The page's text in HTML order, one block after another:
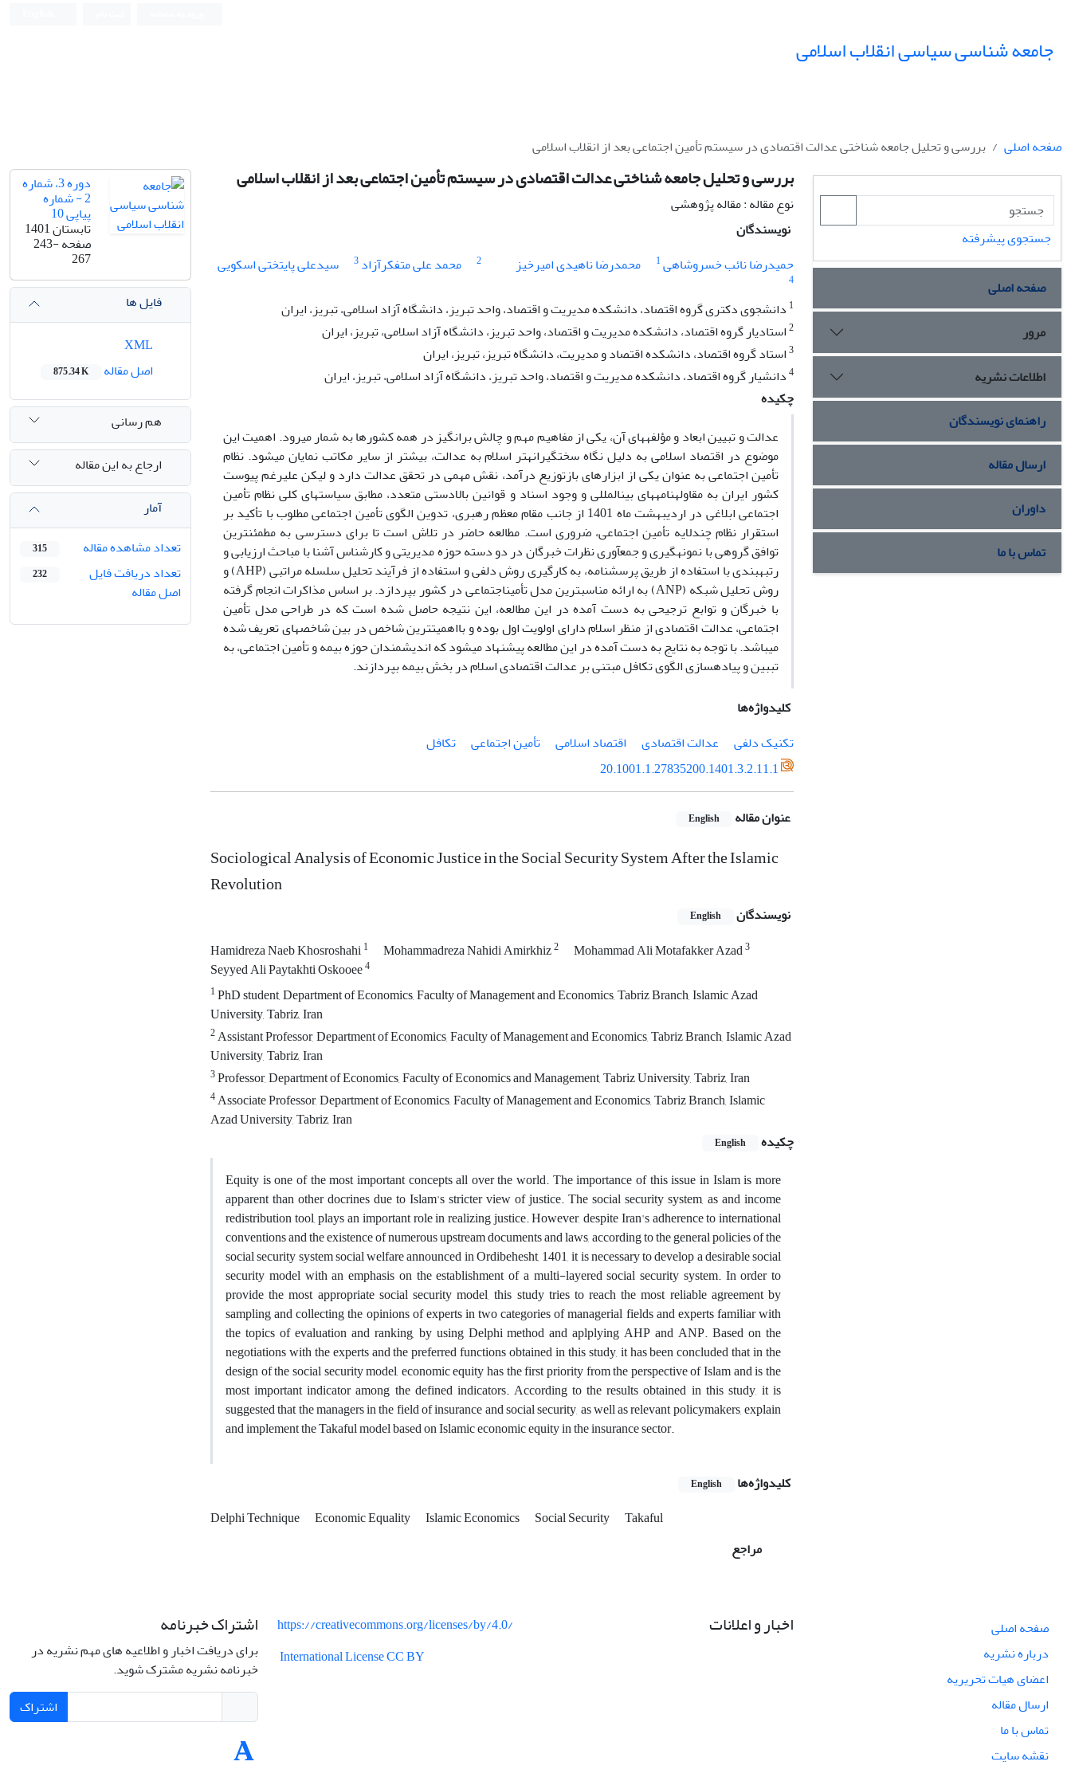
جامعه شناسی سیاسی انقلاب اسلامی
صفحه اصلی بررسی و تحلیل جامعه شناختی عدالت اقتصادی در سیستم تأمین اجتماعی بعد از انقلاب اسلامی
بررسی و تحلیل جامعه شناختی عدالت اقتصادی در سیستم تأمین اجتماعی بعد از انقلاب اسلامی
نوع مقاله : مقاله پژوهشی
نویسندگان
حمیدرضا نائب خسروشاهی1 محمدرضا ناهیدی امیرخیز 2 محمد علی متفکرآزاد3 سیدعلی پایتختی اسکویی
4
1 دانشجوی دکتری گروه اقتصاد، دانشکده مدیریت و اقتصاد، واحد تبریز، دانشگاه آزاد اسلامی، تبریز، ایران
2استادیار گروه اقتصاد، دانشکده مدیریت و اقتصاد، واحد تبریز، دانشگاه آزاد اسلامی، تبریز، ایران
3استاد گروه اقتصاد، دانشکده اقتصاد و مدیریت، دانشگاه تبریز، تبریز، ایران
4دانشیار گروه اقتصاد، دانشکده مدیریت و اقتصاد، واحد تبریز، دانشگاه آزاد اسلامی، تبریز، ایران
چکیده
عدالت و تبیین ابعاد و مؤلفه­های آن، یکی از مفاهیم مهم و چالش برانگیز در همه کشورها به شمار می­رود. اهمیت این
موضوع در اقتصاد اسلامی به دلیل نگاه سختگیرانه­تر اسلام به عدالت، بیشتر از سایر مکاتب نمایان می­شود. نظام
تأمین اجتماعی به عنوان یکی از ابزارهای بازتوزیع درآمد، نقش مهمی در تحقق عدالت دارد و لیکن علیرغم پیوست
کشور ایران به مقاوله­نامه­های بین­المللی و وجود اسناد و قوانین بالادستی متعدد، مطابق سیاست­­های کلی نظام تأمین
اجتماعی ابلاغی در اردیبهشت ماه 1401 از جانب مقام معظم رهبری، تدوین الگوی تأمین اجتماعی مطلوب با تأکید بر
استقرار نظام چندلایه تأمین اجتماعی، ضروری است.
مطالعه حاضر در تلاش است تا برای دسترسی به مطمئن‎ترین
توافق گروهی با نمونه­گیری و جمع­آوری نظرات خبرگان در دو دسته حوزه مدیریتی و کارشناس آشنا با مباحث ارزیابی و
رتبه­بندی با استفاده از طریق پرسشنامه، به ­کارگیری روش دلفی و استفاده از فرآیند تحلیل سلسله مراتبی (AHP) و
روش تحلیل شبکه (ANP) به ارائه مناسب­ترین مدل تأمین­اجتماعی در کشور بپردازد.
بر اساس مذاکرات انجام گرفته
با خبرگان و توابع ترجیحی به دست آمده در این مطالعه، این نتیجه حاصل شده است که در طراحی مدل تأمین
اجتماعی، عدالت اقتصادی از منظر اسلام دارای اولویت اول بوده و بااهمیت­ترین شاخص در بین شاخص­های تعریف شده
می­باشد. با توجه به نتایج به دست آمده در این مطالعه پیشنهاد می­شود که اندیشمندان حوزه بیمه و تأمین اجتماعی، به
تببین و پیاده­سازی الگوی تکافل مبتنی بر عدالت اقتصادی اسلام در بخش بیمه بپردازند.
کلیدواژه‌ها
تکنیک دلفی
عدالت اقتصادی اقتصاد اسلامی تأمین اجتماعی
تکافل
20.1001.1.27835200.1401.3.2.11.1
عنوان مقاله English
Sociological Analysis of Economic Justice in the Social Security System After the Islamic
Revolution
نویسندگان English
Hamidreza Naeb Khosroshahi1 Mohammadreza Nahidi Amirkhiz2 Mohammad Ali Motafakker Azad3
Seyyed Ali Paytakhti Oskooee4
1PhD student, Department of Economics, Faculty of Management and Economics, Tabriz Branch, Islamic Azad
University, Tabriz, Iran
2Assistant Professor, Department of Economics, Faculty of Management and Economics, Tabriz Branch, Islamic Azad
University, Tabriz, Iran
3Professor, Department of Economics, Faculty of Economics and Management, Tabriz University, Tabriz, Iran
4Associate Professor, Department of Economics, Faculty of Management and Economics, Tabriz Branch, Islamic
Azad University, Tabriz, Iran
چکیده
English
Equity is one of the most important concepts all over the world. The importance of this issue in Islam is more
apparent than other docrines due to Islam's stricter view of justice. The social security system, as and income
redistribution tool, plays an important role in realizing justice. However, despite Iran's adherence to international
conventions and the existence of numerous upstream documents and laws, according to the general policies of the
social security system social welfare announced in Ordibehesht, 1401, it is necessary to develop a desirable social
security model with an emphasis on the establishment of a multi-layered social security system. In order to
provide the most appropriate social security model, this study tries to reach the most reliable agreement by
sampling and collecting the opinions of experts in two categories of managerial fields and experts familiar with
the topics of evaluation and ranking, by using Delphi method and aplplying AHP and ANP. Based on the
negotiations with the experts and the preferred functions obtained in this study, it has been concluded that in the
design of the social security model, economic equity has the first priority from the perspective of Islam and is the
most important indicator among the defined indicators. According to the results obtained in this study, it is
suggested that the managers in the field of insurance and social security, as well as relevant policymakers, explain
and implement the Takaful model based on Islamic economic equity in the insurance sector.
کلیدواژه‌ها English
Delphi Technique Economic Equality Islamic Economics Social Security
Takaful
مراجع
دوره 3، شماره
2 - شماره
پیاپی 10
تابستان 1401
صفحه243-
267
فایل ها
اصل مقاله
875.34 K
هم رسانی
ارجاع به این مقاله
آمار
تعداد مشاهده مقاله
315
تعداد دریافت فایل
اصل مقاله
232
جستجوی پیشرفته
صفحه اصلی
مرور
اطلاعات نشریه
راهنمای نویسندگان
ارسال مقاله
داوران
تماس با ما
صفحه اصلی
درباره نشریه
اعضای هیات تحریریه
ارسال مقاله
تماس با ما
نقشه سایت
اخبار و اعلانات
https://creativecommons.org/licenses/by/4.0/
International License CC BY
اشتراک خبرنامه
برای دریافت اخبار و اطلاعیه های مهم نشریه در
خبرنامه نشریه مشترک شوید.
اشتراک